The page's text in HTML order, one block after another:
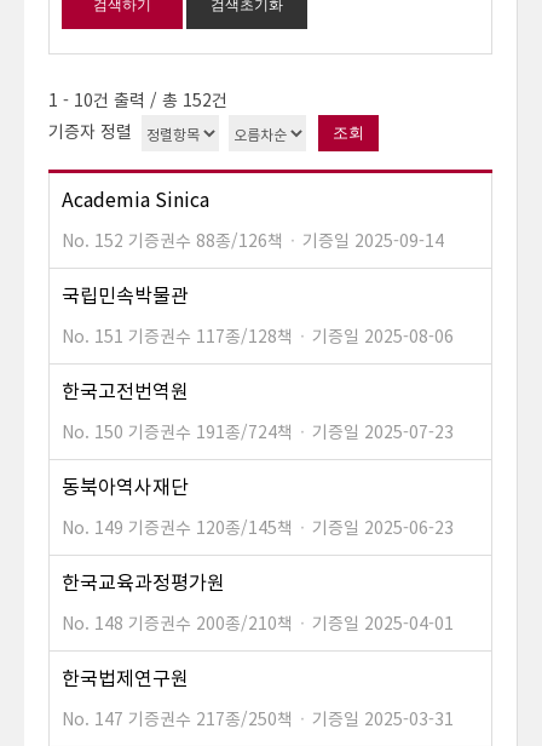
검색하기 검색초기화
1 - 10건 출력 / 총 152건
기증자 정렬
조회
Academia Sinica
No. 152 기증권수 88종/126책 · 기증일 2025-09-14
국립민속박물관
No. 151 기증권수 117종/128책 · 기증일 2025-08-06
한국고전번역원
No. 150 기증권수 191종/724책 · 기증일 2025-07-23
동북아역사재단
No. 149 기증권수 120종/145책 · 기증일 2025-06-23
한국교육과정평가원
No. 148 기증권수 200종/210책 · 기증일 2025-04-01
한국법제연구원
No. 147 기증권수 217종/250책 · 기증일 2025-03-31